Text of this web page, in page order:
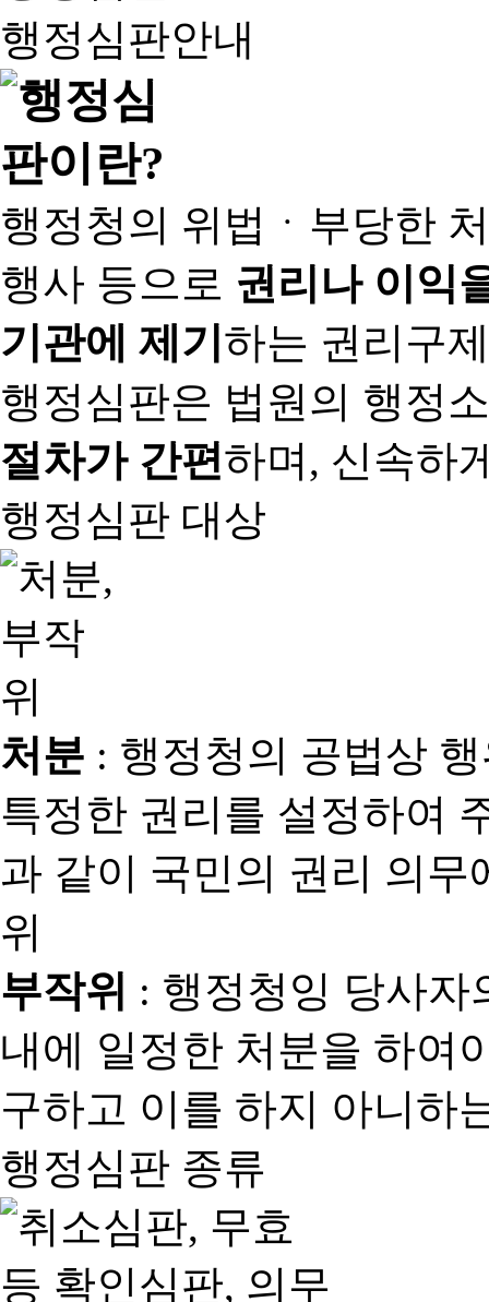
행정심판안내
행정청의 위법ㆍ부당한
행사 등으로 권리나 이익
기관에 제기하는 권리구
행정심판은 법원의 행정
절차가 간편하며, 신속하
행정심판 대상
처분 : 행정청의 공법상
특정한 권리를 설정하여
과 같이 국민의 권리 의
위
부작위 : 행정청잉 당사자
내에 일정한 처분을 하여
구하고 이를 하지 아니하
행정심판 종류